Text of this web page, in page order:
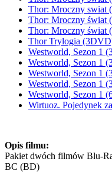
Thor: Mroczny swiat
Thor: Mroczny świat
Thor: Mroczny świat
Thor Trylogia
Westworld, Sezon 1
Westworld, Sezon 1
Westworld, Sezon 1
Westworld, Sezon 1
Westworld, Sezon 1
Wirtuoz. Pojedynek
Opis filmu:
Pakiet dwóch filmów Blu-
BC (BD)